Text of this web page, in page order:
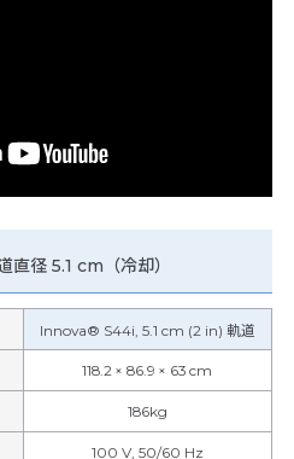
径 5.1 cm（冷却）
Innova® S44i, 5.1 cm (2 in) 軌道
118.2 × 86.9 × 63 cm
186kg
100 V, 50/60 Hz